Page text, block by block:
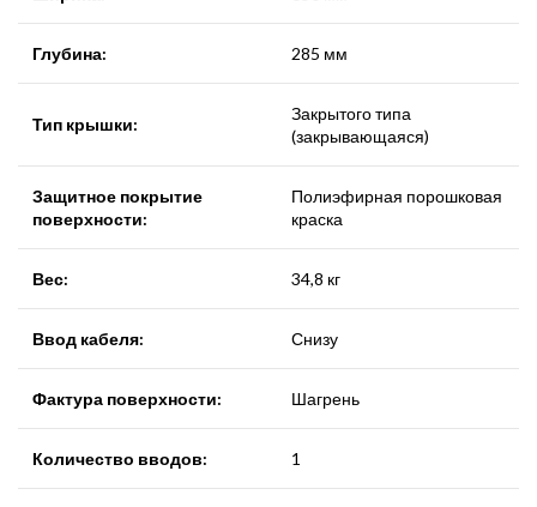
Глубина: 285 мм
Тип крышки:
Закрытого типа
(закрывающаяся)
Защитное покрытие
поверхности:
Полиэфирная порошковая
краска
Вес: 34,8 кг
Ввод кабеля: Снизу
Фактура поверхности: Шагрень
Количество вводов: 1